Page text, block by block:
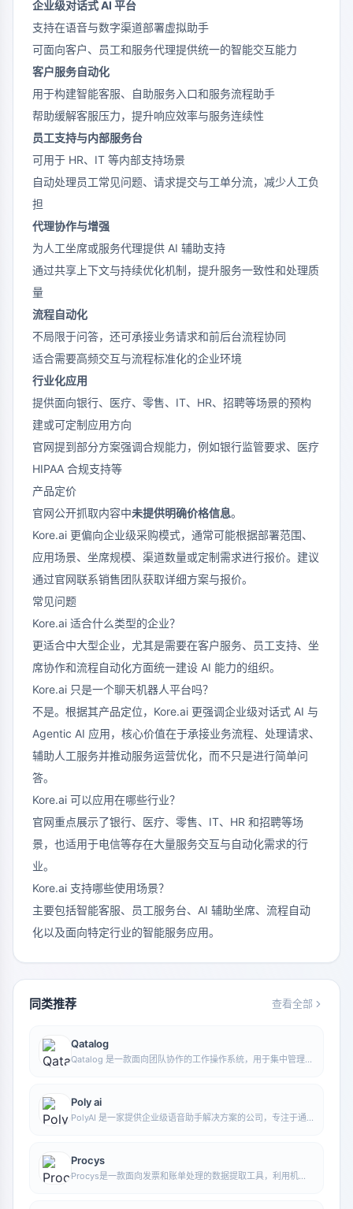
企业级对话式 AI 平台
支持在语音与数字渠道部署虚拟助手
可面向客户、员工和服务代理提供统一的智能交互能力
客户服务自动化
用于构建智能客服、自助服务入口和服务流程助手
帮助缓解客服压力，提升响应效率与服务连续性
员工支持与内部服务台
可用于 HR、IT 等内部支持场景
自动处理员工常见问题、请求提交与工单分流，减少人工负
担
代理协作与增强
为人工坐席或服务代理提供 AI 辅助支持
通过共享上下文与持续优化机制，提升服务一致性和处理质
量
流程自动化
不局限于问答，还可承接业务请求和前后台流程协同
适合需要高频交互与流程标准化的企业环境
行业化应用
提供面向银行、医疗、零售、IT、HR、招聘等场景的预构
建或可定制应用方向
官网提到部分方案强调合规能力，例如银行监管要求、医疗
HIPAA 合规支持等
产品定价
官网公开抓取内容中未提供明确价格信息。
Kore.ai 更偏向企业级采购模式，通常可能根据部署范围、
应用场景、坐席规模、渠道数量或定制需求进行报价。建议
通过官网联系销售团队获取详细方案与报价。
常见问题
Kore.ai 适合什么类型的企业？
更适合中大型企业，尤其是需要在客户服务、员工支持、坐
席协作和流程自动化方面统一建设 AI 能力的组织。
Kore.ai 只是一个聊天机器人平台吗？
不是。根据其产品定位，Kore.ai 更强调企业级对话式 AI 与
Agentic AI 应用，核心价值在于承接业务流程、处理请求、
辅助人工服务并推动服务运营优化，而不只是进行简单问
答。
Kore.ai 可以应用在哪些行业？
官网重点展示了银行、医疗、零售、IT、HR 和招聘等场
景，也适用于电信等存在大量服务交互与自动化需求的行
业。
Kore.ai 支持哪些使用场景？
主要包括智能客服、员工服务台、AI 辅助坐席、流程自动
化以及面向特定行业的智能服务应用。
同类推荐 查看全部
Qatalog
Qatalog 是一款面向团队协作的工作操作系统，用于集中管理人
Poly ai
PolyAI 是一家提供企业级语音助手解决方案的公司，专注于通
Procys
Procys是一款面向发票和账单处理的数据提取工具，利用机器